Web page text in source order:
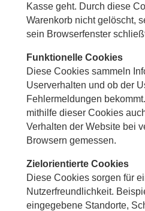
Kasse geht. Durch diese
Warenkorb nicht gelöscht,
sein Browserfenster
Funktionelle Cookies
Diese Cookies sammeln
Userverhalten und ob der
Fehlermeldungen
mithilfe dieser Cookies
Verhalten der Website bei
Browsern gemessen.
Zielorientierte Cookies
Diese Cookies sorgen für
Nutzerfreundlichkeit.
eingegebene Standorte,